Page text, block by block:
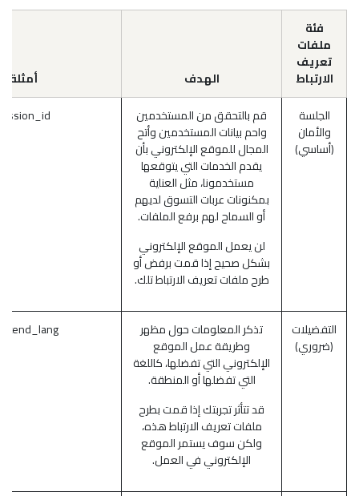
فئة
ملفات
تعريف
الارتباط
الهدف
أمثلة
الجلسة
والأمان
(أساسي)
قم بالتحقق من المستخدمين
واحم بيانات المستخدمين وأتح
المجال للموقع الإلكتروني بأن
يقدم الخدمات التي يتوقعها
مستخدمونا، مثل العناية
بمكنونات عربات التسوق لديهم
أو السماح لهم برفع الملفات.
لن يعمل الموقع الإلكتروني
بشكل صحيح إذا قمت برفض أو
طرح ملفات تعريف الارتباط تلك.
التفضيلات
(ضروري)
تذكر المعلومات حول مظهر
وطريقة عمل الموقع
الإلكتروني التي تفضلها، كاللغة
التي تفضلها أو المنطقة.
قد تتأثر تجربتك إذا قمت بطرح
ملفات تعريف الارتباط هذه،
ولكن سوف يستمر الموقع
الإلكتروني في العمل.